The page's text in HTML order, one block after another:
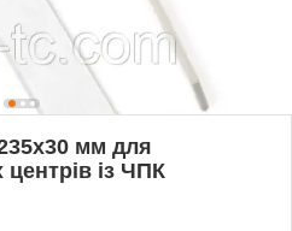
мм для
із ЧПК